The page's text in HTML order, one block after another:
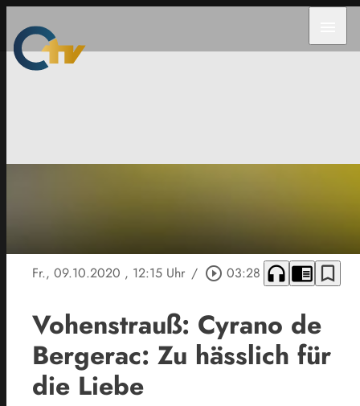
Fr., 09.10.2020 , 12:15 Uhr / play_circle_outline 03:28 headphones chrome_reader_mode bookmark_border
Vohenstrauß: Cyrano de
Bergerac: Zu hässlich für
die Liebe